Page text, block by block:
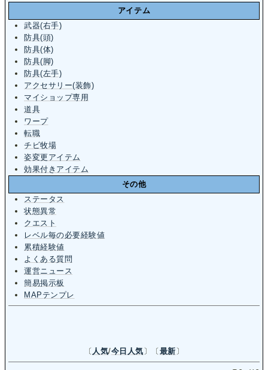
アイテム
武器(右手)
防具(頭)
防具(体)
防具(脚)
防具(左手)
アクセサリー(装飾)
マイショップ専用
道具
ワープ
転職
チビ牧場
姿変更アイテム
効果付きアイテム
その他
ステータス
状態異常
クエスト
レベル毎の必要経験値
累積経験値
よくある質問
運営ニュース
簡易掲示板
MAPテンプレ
〔 人気/今日人気 〕〔 最新 〕